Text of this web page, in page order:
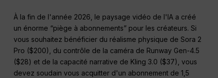
À la fin de l'année 2026, le paysage vidéo de l'IA a créé
un énorme “piège à abonnements” pour les créateurs. Si
vous souhaitez bénéficier du réalisme physique de Sora 2
Pro ($200), du contrôle de la caméra de Runway Gen-4.5
($28) et de la capacité narrative de Kling 3.0 ($37), vous
devez soudain vous acquitter d'un abonnement de 1,5